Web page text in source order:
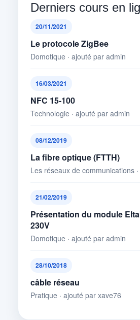
Derniers cours en
20/11/2021
Le protocole ZigBee
Domotique · ajouté par admin
16/03/2021
NFC 15-100
Technologie · ajouté par admin
08/12/2019
La fibre optique (FTTH)
Les réseaux de communications
21/02/2019
Présentation du module
230V
Domotique · ajouté par admin
28/10/2018
câble réseau
Pratique · ajouté par xave76